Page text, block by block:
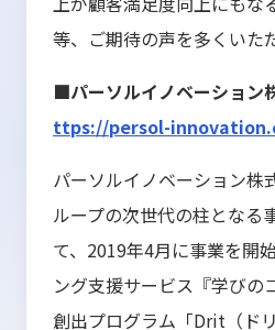
等、ご期待の声を多くいた
■パーソルイノベーション
ttps://persol-
パーソルイノベーション株
ループの次世代の柱となる
て、2019年4月に事業を開
ング支援サービス『学びの
創出プログラム「Drit（ド